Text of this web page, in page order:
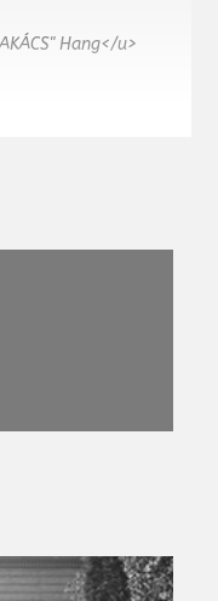
Hang</u>